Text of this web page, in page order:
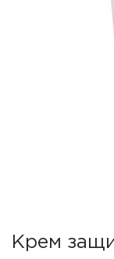
Крем